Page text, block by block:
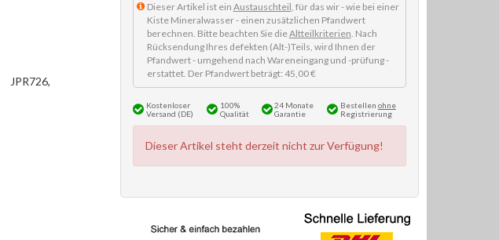
JPR726,
Dieser Artikel ist ein Austauschteil, für das wir - wie bei einer
Kiste Mineralwasser - einen zusätzlichen Pfandwert
berechnen. Bitte beachten Sie dieAltteilkriterien. Nach
Rücksendung Ihres defekten (Alt-)Teils, wird Ihnen der
Pfandwert - umgehend nach Wareneingang und -prüfung -
erstattet. Der Pfandwert beträgt: 45,00 €
Kostenloser
Versand (DE)
100%
Qualität
24 Monate
Garantie
Bestellen ohne
Registrierung
Dieser Artikel steht derzeit nicht zur Verfügung!